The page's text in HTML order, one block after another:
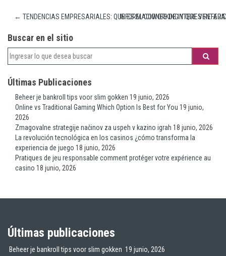
← TENDENCIAS EMPRESARIALES: QUE ES EL COWORKING Y QUE
INFORMACIONES DE INTERES
Buscar en el sitio
Últimas Publicaciones
Beheer je bankroll tips voor slim gokken 19 junio, 2026
Online vs Traditional Gaming Which Option Is Best for You 19 junio,
2026
Zmagovalne strategije načinov za uspeh v kazino igrah 18 junio, 2026
La revolución tecnológica en los casinos ¿cómo transforma la
experiencia de juego 18 junio, 2026
Pratiques de jeu responsable comment protéger votre expérience au
casino 18 junio, 2026
Últimas publicaciones
Beheer je bankroll tips voor slim gokken 19 junio, 2026